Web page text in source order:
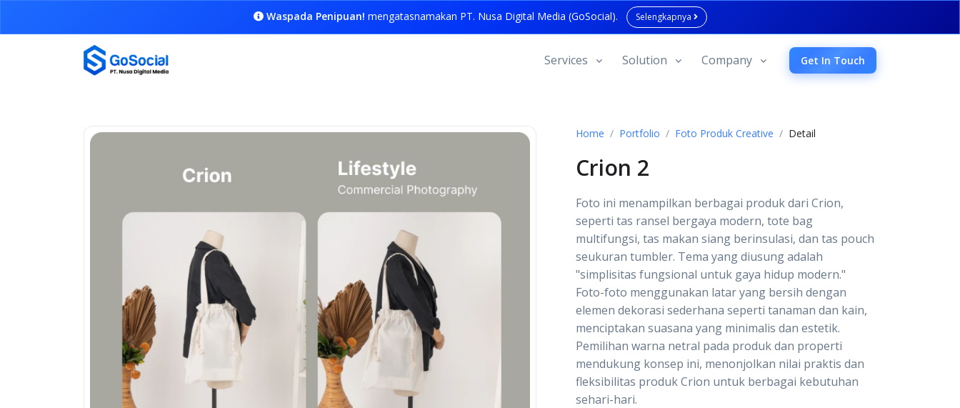
Waspada Penipuan! mengatasnamakan PT. Nusa Digital Media (GoSocial). Selengkapnya
Services Solution Company Get In Touch
Home Portfolio Foto Produk Creative Detail
Crion 2
Foto ini menampilkan berbagai produk dari Crion,
seperti tas ransel bergaya modern, tote bag
multifungsi, tas makan siang berinsulasi, dan tas pouch
seukuran tumbler. Tema yang diusung adalah
"simplisitas fungsional untuk gaya hidup modern."
Foto-foto menggunakan latar yang bersih dengan
elemen dekorasi sederhana seperti tanaman dan kain,
menciptakan suasana yang minimalis dan estetik.
Pemilihan warna netral pada produk dan properti
mendukung konsep ini, menonjolkan nilai praktis dan
fleksibilitas produk Crion untuk berbagai kebutuhan
sehari-hari.